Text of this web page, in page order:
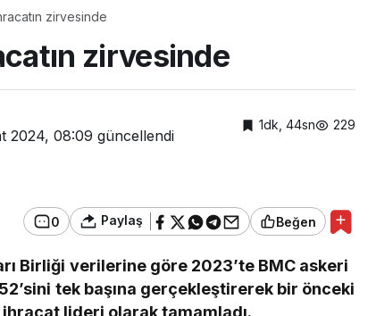
zirvesinde
zirvesinde
2024, 08:09 güncellendi
1dk, 44sn 229
0 Paylaş Beğen
Birliği verilerine göre 2023’te BMC askeri
tek başına gerçekleştirerek bir önceki
ihracat lideri olarak tamamladı.
Yaşam
Bozcaada mercan